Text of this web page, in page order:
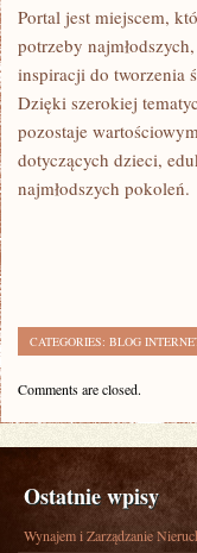
Portal jest miejscem,
potrzeby
inspiracji do tworzenia
Dzięki szerokiej
pozostaje
dotyczących dzieci,
najmłodszych pokoleń.
CATEGORIES: BLOG
Comments are closed.
Ostatnie wpisy
Wynajem i Zarządzanie